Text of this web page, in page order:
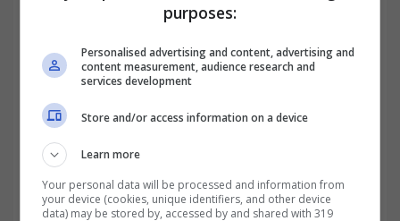
Salute. Tra le misure con finalità sociali si
fuorisede, pari a 279,21 € mensili per chi ha
ISEE fino a 20.000 € e non percepisce altri
contributi per l’alloggio, secondo quanto
riportato da fonti governative.
purposes:
Personalised advertising and content, advertising and
content measurement, audience research and
services development
Store and/or access information on a device
Learn more
Your personal data will be processed and information from
your device (cookies, unique identifiers, and other device
data) may be stored by, accessed by and shared with 319